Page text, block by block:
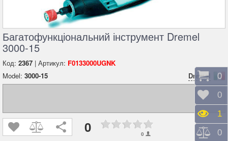
Багатофункціональний інструмент Dremel
3000-15
Код: 2367 | Артикул: F0133000UGNK
Model: 3000-15 Dremel
0 0
0
0
1
0